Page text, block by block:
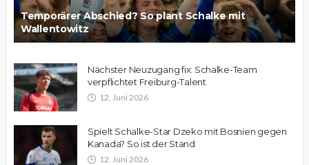
Temporärer Abschied? So plant Schalke mit
Wallentowitz
Nächster Neuzugang fix: Schalke-Team
verpflichtet Freiburg-Talent
12. Juni 2026
Spielt Schalke-Star Dzeko mit Bosnien gegen
Kanada? So ist der Stand
12. Juni 2026